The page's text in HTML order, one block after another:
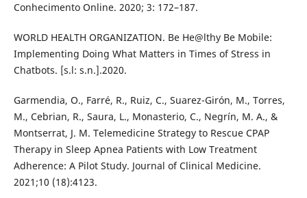
Conhecimento Online. 2020; 3: 172–187.
WORLD HEALTH ORGANIZATION. Be He@lthy Be Mobile:
Implementing Doing What Matters in Times of Stress in
Chatbots. [s.l: s.n.].2020.
Garmendia, O., Farré, R., Ruiz, C., Suarez-Girón, M., Torres,
M., Cebrian, R., Saura, L., Monasterio, C., Negrín, M. A., &
Montserrat, J. M. Telemedicine Strategy to Rescue CPAP
Therapy in Sleep Apnea Patients with Low Treatment
Adherence: A Pilot Study. Journal of Clinical Medicine.
2021;10 (18):4123.